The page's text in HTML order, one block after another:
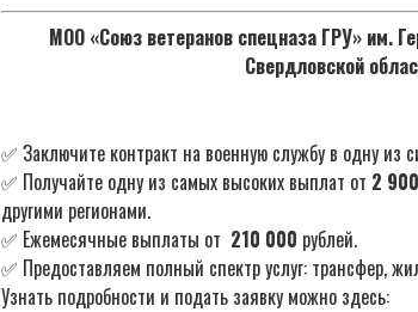
МОО «Союз ветеранов спецназа ГРУ» им.
Свердловской
✅ Заключите контракт на военную службу в одну
✅ Получайте одну из самых высоких выплат от 2
другими регионами.
✅ Ежемесячные выплаты от 210 000 рублей.
✅ Предоставляем полный спектр услуг: трансфер,
Узнать подробности и подать заявку можно здесь: